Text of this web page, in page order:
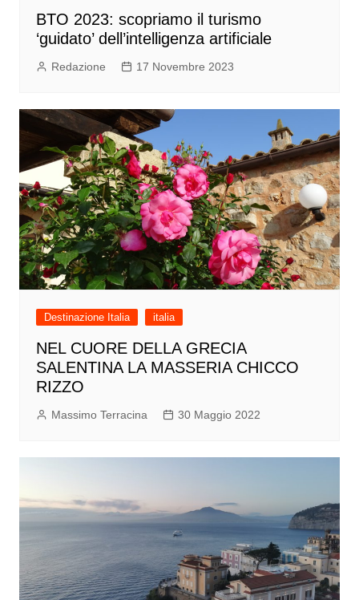
BTO 2023: scopriamo il turismo
‘guidato’ dell’intelligenza artificiale
Redazione 17 Novembre 2023
Destinazione Italia italia
NEL CUORE DELLA GRECIA
SALENTINA LA MASSERIA CHICCO
RIZZO
Massimo Terracina 30 Maggio 2022